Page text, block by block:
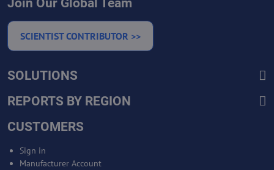
Join Our Global Team
SCIENTIST CONTRIBUTOR >>
SOLUTIONS
REPORTS BY REGION
CUSTOMERS
Sign in
Manufacturer Account